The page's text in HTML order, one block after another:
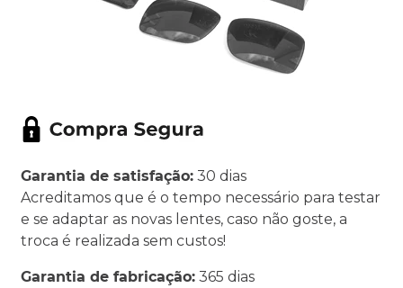
Garantia de satisfação: 30 dias
Acreditamos que é o tempo necessário para testar
e se adaptar as novas lentes, caso não goste, a
troca é realizada sem custos!
Garantia de fabricação: 365 dias